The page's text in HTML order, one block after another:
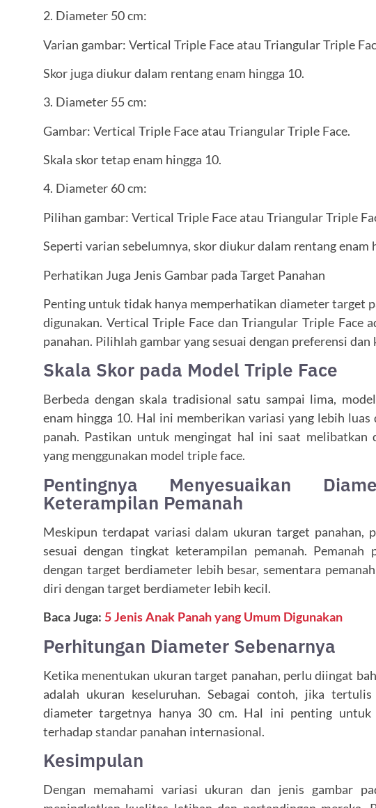
2. Diameter 50 cm:
Varian gambar: Vertical Triple Face atau Triangular Triple
Skor juga diukur dalam rentang enam hingga 10.
3. Diameter 55 cm:
Gambar: Vertical Triple Face atau Triangular Triple Face.
Skala skor tetap enam hingga 10.
4. Diameter 60 cm:
Pilihan gambar: Vertical Triple Face atau Triangular Triple
Seperti varian sebelumnya, skor diukur dalam rentang enam
Perhatikan Juga Jenis Gambar pada Target Panahan
Penting untuk tidak hanya memperhatikan diameter target
digunakan. Vertical Triple Face dan Triangular Triple Face
panahan. Pilihlah gambar yang sesuai dengan preferensi
Skala Skor pada Model Triple Face
Berbeda dengan skala tradisional satu sampai lima,
enam hingga 10. Hal ini memberikan variasi yang lebih
panah. Pastikan untuk mengingat hal ini saat
yang menggunakan model triple face.
Pentingnya Menyesuaikan
Keterampilan Pemanah
Meskipun terdapat variasi dalam ukuran target panahan,
sesuai dengan tingkat keterampilan pemanah.
dengan target berdiameter lebih besar, sementara
diri dengan target berdiameter lebih kecil.
Baca Juga: 5Jenis Anak Panah yang Umum Digunakan
Perhitungan Diameter Sebenarnya
Ketika menentukan ukuran target panahan, perlu diingat
adalah ukuran keseluruhan. Sebagai contoh, jika
diameter targetnya hanya 30 cm. Hal ini penting untuk
terhadap standar panahan internasional.
Kesimpulan
Dengan memahami variasi ukuran dan jenis gambar